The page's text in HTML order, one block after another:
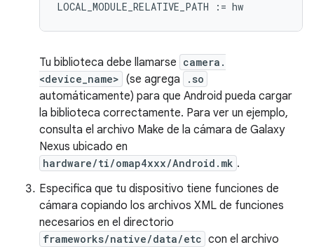
Tu biblioteca debe llamarse camera.
<device_name> (se agrega .so
automáticamente) para que Android pueda cargar
la biblioteca correctamente. Para ver un ejemplo,
consulta el archivo Make de la cámara de Galaxy
Nexus ubicado en
hardware/ti/omap4xxx/Android.mk .
Especifica que tu dispositivo tiene funciones de
cámara copiando los archivos XML de funciones
necesarios en el directorio
frameworks/native/data/etc con el archivo